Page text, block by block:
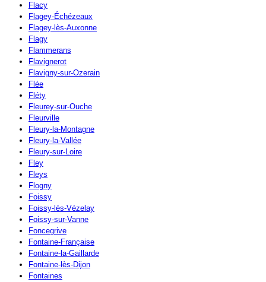
Flacy
Flagey-Échézeaux
Flagey-lès-Auxonne
Flagy
Flammerans
Flavignerot
Flavigny-sur-Ozerain
Flée
Fléty
Fleurey-sur-Ouche
Fleurville
Fleury-la-Montagne
Fleury-la-Vallée
Fleury-sur-Loire
Fley
Fleys
Flogny
Foissy
Foissy-lès-Vézelay
Foissy-sur-Vanne
Foncegrive
Fontaine-Française
Fontaine-la-Gaillarde
Fontaine-lès-Dijon
Fontaines